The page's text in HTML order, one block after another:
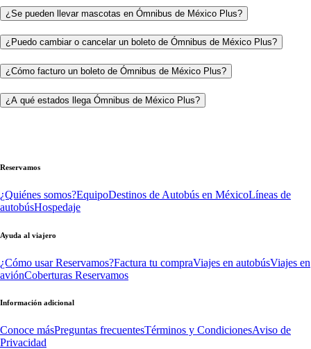
¿Se pueden llevar mascotas en Ómnibus de México Plus?
¿Puedo cambiar o cancelar un boleto de Ómnibus de México Plus?
¿Cómo facturo un boleto de Ómnibus de México Plus?
¿A qué estados llega Ómnibus de México Plus?
Reservamos
¿Quiénes somos?EquipoDestinos de Autobús en MéxicoLíneas de
autobúsHospedaje
Ayuda al viajero
¿Cómo usar Reservamos?Factura tu compraViajes en autobúsViajes en
aviónCoberturas Reservamos
Información adicional
Conoce másPreguntas frecuentesTérminos y CondicionesAviso de
Privacidad